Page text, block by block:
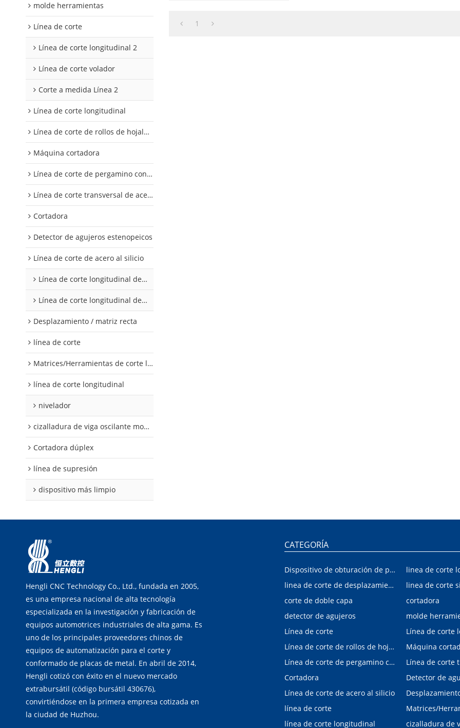
molde herramientas
Línea de corte
Línea de corte longitudinal 2
Línea de corte volador
Corte a medida Línea 2
Línea de corte longitudinal
Línea de corte de rollos de hojalata y aluminio
Máquina cortadora
Línea de corte de pergamino con control digital
Línea de corte transversal de acero al silicio
Cortadora
Detector de agujeros estenopeicos
Línea de corte de acero al silicio
Línea de corte longitudinal de acero al silicio
Línea de corte longitudinal de acero al silicio
Desplazamiento / matriz recta
línea de corte
Matrices/Herramientas de corte longitudinal
línea de corte longitudinal
nivelador
cizalladura de viga oscilante modular
Cortadora dúplex
línea de supresión
dispositivo más limpio
1
Hengli CNC Technology Co., Ltd., fundada en 2005,
es una empresa nacional de alta tecnología
especializada en la investigación y fabricación de
equipos automotrices industriales de alta gama. Es
uno de los principales proveedores chinos de
equipos de automatización para el corte y
conformado de placas de metal. En abril de 2014,
Hengli cotizó con éxito en el nuevo mercado
extrabursátil (código bursátil 430676),
convirtiéndose en la primera empresa cotizada en
la ciudad de Huzhou.
CATEGORÍA
Dispositivo de obturación de placa interior/exterior de automóvil
linea de corte
linea de corte de desplazamiento de hojalata y aluminio
linea de corte
corte de doble capa
cortadora
detector de agujeros
molde
Línea de corte
Línea de corte
Línea de corte de rollos de hojalata y aluminio
Máquina
Línea de corte de pergamino con control digital
Cortadora
Línea de corte de acero al silicio
línea de corte
línea de corte longitudinal